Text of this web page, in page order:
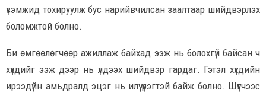
үзэмжид тохируулж бус нарийвчилсан заалтаар шийдвэрлэх
боломжтой болно.
Би өмгөөлөгчөөр ажиллаж байхад ээж нь болохгүй байсан ч
хүүхдийг ээж дээр нь үлдээх шийдвэр гардаг. Гэтэл хүүхдийн
ирээдүйн амьдралд эцэг нь илүү үүрэгтэй байж болно. Шүүгчээс